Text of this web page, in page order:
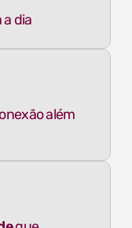
dia
além